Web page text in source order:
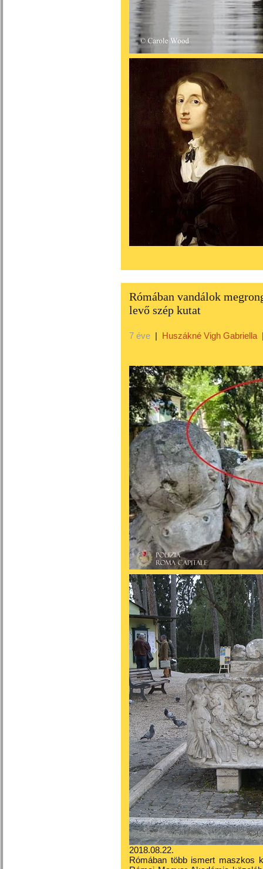
Rómában vandálok
levő szép kutat
7 éve | Huszákné Vigh Gabriella
2018.08.22.
Rómában több ismert maszkos